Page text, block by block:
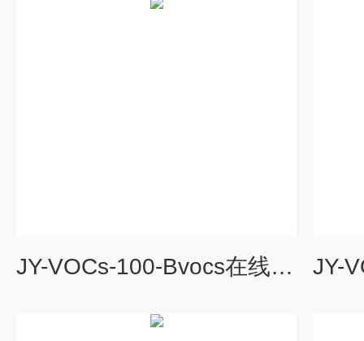
JY-VOCs-100-Bvocs在线监测